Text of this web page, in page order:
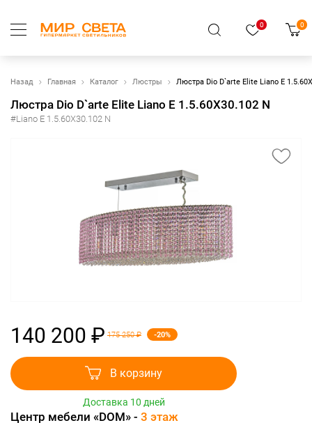
0 0
Назад Главная Каталог Люстры Люстра Dio D`arte Elite Liano E
Люстра Dio D`arte Elite Liano E 1.5.60X30.102 N
#Liano E 1.5.60X30.102 N
140 200 ₽ 175 250 ₽ -20%
В корзину
Доставка 10 дней
Центр мебели «DOM» - 3 этаж